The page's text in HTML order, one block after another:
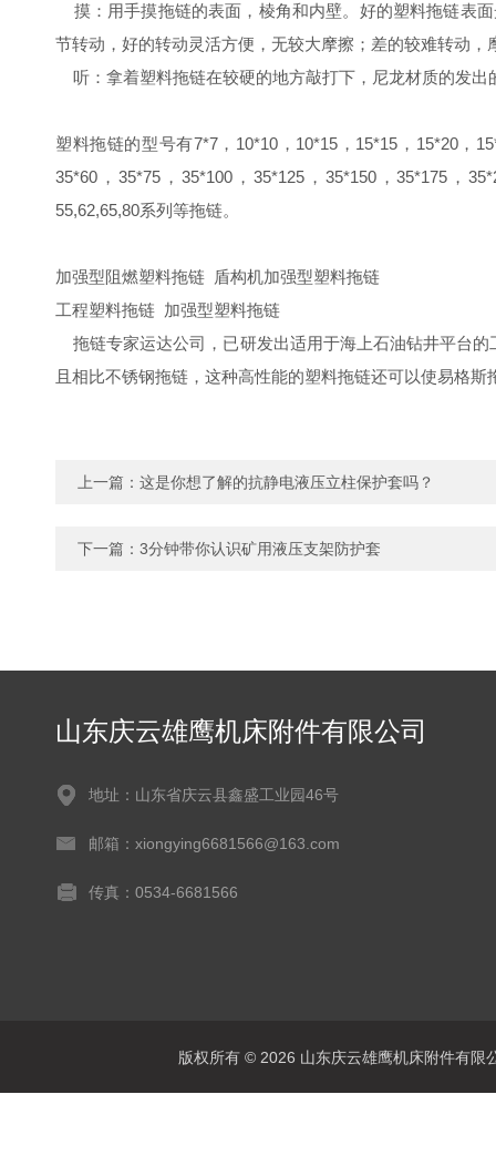
摸：用手摸拖链的表面，棱角和内壁。好的塑料拖链表
节转动，好的转动灵活方便，无较大摩擦；差的较难转动，
听：拿着塑料拖链在较硬的地方敲打下，尼龙材质的发
塑料拖链的型号有7*7，10*10，10*15，15*15，15*20，
35*60，35*75，35*100，35*125，35*150，35*175，
55,62,65,80系列等拖链。
加强型阻燃塑料拖链 盾构机加强型塑料拖链
工程塑料拖链 加强型塑料拖链
拖链专家运达公司，已研发出适用于海上石油钻井平台的
且相比不锈钢拖链，这种高性能的塑料拖链还可以使易格斯
上一篇： 这是你想了解的抗静电液压立柱保护套吗？
下一篇： 3分钟带你认识矿用液压支架防护套
山东庆云雄鹰机床附件有限公司
地址：山东省庆云县鑫盛工业园46号
邮箱：xiongying6681566@163.com
传真：0534-6681566
版权所有 © 2026 山东庆云雄鹰机床附件有